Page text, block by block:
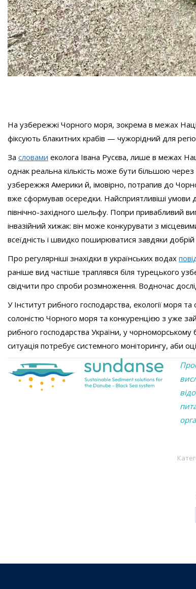
На узбережжі Чорного моря, зокрема в межах
фіксують блакитних крабів — чужорідний для
За словами еколога Івана Русєва, лише в межах
однак реальна кількість може бути більшою
узбережжя Америки й, імовірно, потрапив до
вже сформував осередки. Найсприятливіші умови
північно-західного шельфу. Попри привабливий
інвазійний хижак: він може конкурувати з
всеїдність і швидко поширюватися завдяки
Про регулярніші знахідки в українських водах
раніше вид частіше траплявся біля турецького
свідчити про спроби розмноження. Водночас
У Інститут рибного господарства, екології моря та
солоністю Чорного моря та конкуренцією з уже
рибного господарства України, у чорноморському
ситуація потребує системного моніторингу, аби